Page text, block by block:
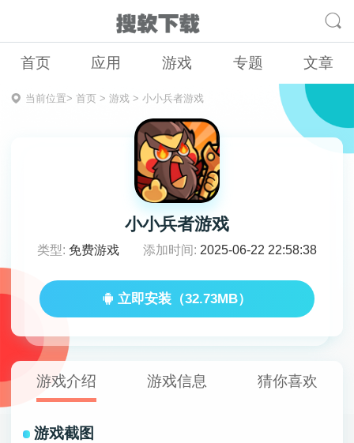
首页 应用 游戏 专题 文章
当前位置> 首页> 游戏> 小小兵者游戏
小小兵者游戏
类型: 免费游戏 添加时间: 2025-06-22 22:58:38
立即安装（32.73MB）
游戏介绍 游戏信息 猜你喜欢
游戏截图